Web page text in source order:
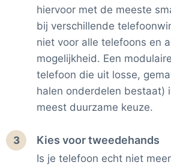
hiervoor met de meeste
bij verschillende
niet voor alle telefoons en
mogelijkheid. Een
telefoon die uit losse,
halen onderdelen bestaat)
meest duurzame keuze.
3 Kies voor tweedehands
Is je telefoon echt niet